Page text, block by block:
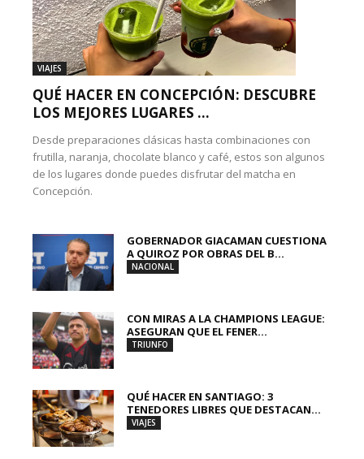
VIAJES
QUÉ HACER EN CONCEPCIÓN: DESCUBRE
LOS MEJORES LUGARES ...
Desde preparaciones clásicas hasta combinaciones con
frutilla, naranja, chocolate blanco y café, estos son algunos
de los lugares donde puedes disfrutar del matcha en
Concepción.
GOBERNADOR GIACAMAN CUESTIONA
A QUIROZ POR OBRAS DEL B...
NACIONAL
CON MIRAS A LA CHAMPIONS LEAGUE:
ASEGURAN QUE EL FENER...
TRIUNFO
QUÉ HACER EN SANTIAGO: 3
TENEDORES LIBRES QUE DESTACAN...
VIAJES